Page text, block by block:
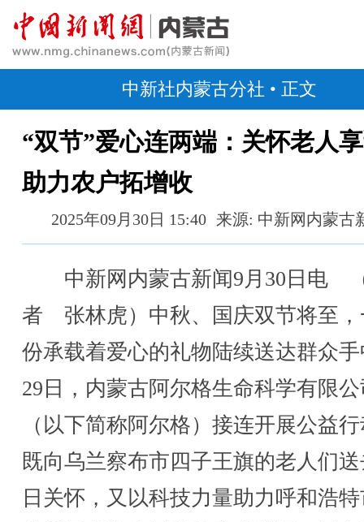
中新社内蒙古分社 • 正文
“双节”爱心连两端：关怀老人
助力农户拓增收
2025年09月30日 15:40 来源: 中新网内蒙古
中新网内蒙古新闻9月30日电
者 张林虎）中秋、国庆双节将至，
份承载着爱心的礼物陆续送达群众
29日，内蒙古阿尔格生命科学有限
（以下简称阿尔格）接连开展公益
既向乌兰察布市四子王旗的老人们
日关怀，又以科技力量助力呼和浩